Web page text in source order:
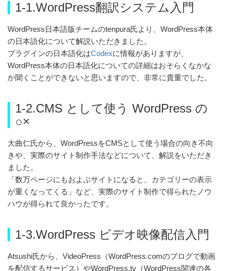
1-1.WordPress翻訳システム入門
WordPress日本語版チームのtenpura氏より、WordPress本体
の日本語化について解説いただきました。
プラグインの日本語化はCodexに情報がありますが、
WordPress本体の日本語化についての詳細はおそらくなかな
か聞くことができないと思いますので、非常に貴重でした。
1-2.CMS として使う WordPress の
○×
大曲仁氏から、WordPressをCMSとして使う場合の向き不向
きや、実際のサイト制作手法などについて、解説をいただき
ました。
「数万ページにもおよぶサイトになると、カテゴリーの表示
が重くなってくる」など、実際のサイト制作で得られたノウ
ハウが得られて良かったです。
1-3.WordPress ビデオ映像配信入門
Atsushi氏から、VideoPress（WordPress.comのブログで動画
を配信するサービス）やWordPress.tv（WordPress関連の各